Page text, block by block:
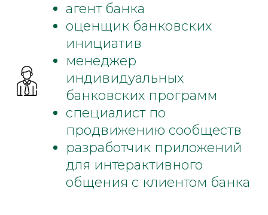
агент банка
оценщик банковских
инициатив
менеджер
индивидуальных
банковских программ
специалист по
продвижению сообществ
разработчик приложений
для интерактивного
общения с клиентом банка